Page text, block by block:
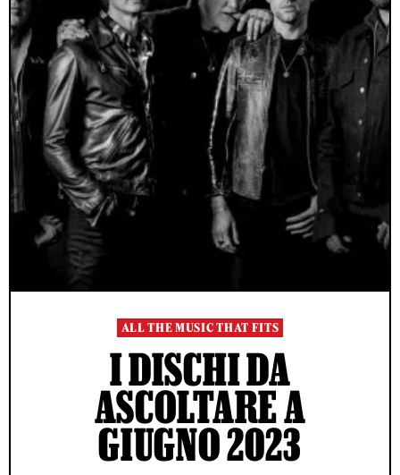
ALL THE MUSIC THAT FITS
I DISCHI DA
ASCOLTARE A
GIUGNO 2023